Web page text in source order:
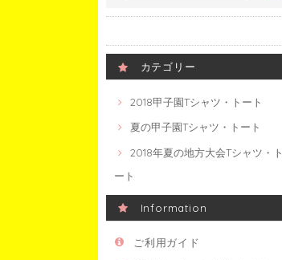
カテゴリー
2018甲子園Tシャツ・トート
夏の甲子園Tシャツ・トート
2018年夏の地方大会Tシャツ・ト
ート
Information
ご利用ガイド